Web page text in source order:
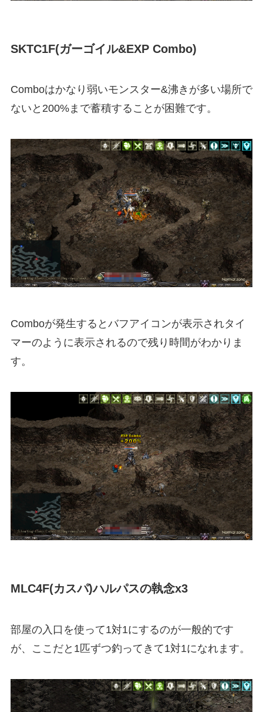
SKTC1F(ガーゴイル&EXP Combo)
Comboはかなり弱いモンスター&沸きが多い場所で
ないと200%まで蓄積することが困難です。
Comboが発生するとバフアイコンが表示されタイ
マーのように表示されるので残り時間がわかりま
す。
MLC4F(カスパ)ハルパスの執念x3
部屋の入口を使って1対1にするのが一般的です
が、ここだと1匹ずつ釣ってきて1対1になれます。